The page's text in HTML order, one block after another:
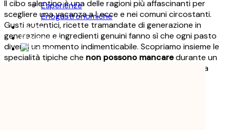
Esperienze
Enogastronomiche
Lecce
Preventivo
Il cibo salentino è una delle ragioni più affascinanti per
scegliere una vacanza a Lecce e nei comuni circostanti.
Gusti autentici, ricette tramandate di generazione in
generazione e ingredienti genuini fanno sì che ogni pasto
diventi un momento indimenticabile. Scopriamo insieme le
specialità tipiche che non possono mancaredurante un
soggiorno in Salento, per vivere un’esperienza culinaria